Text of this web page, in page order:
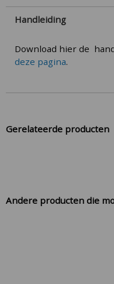
Handleiding
Download hier de
deze pagina.
Gerelateerde producten
Andere producten die